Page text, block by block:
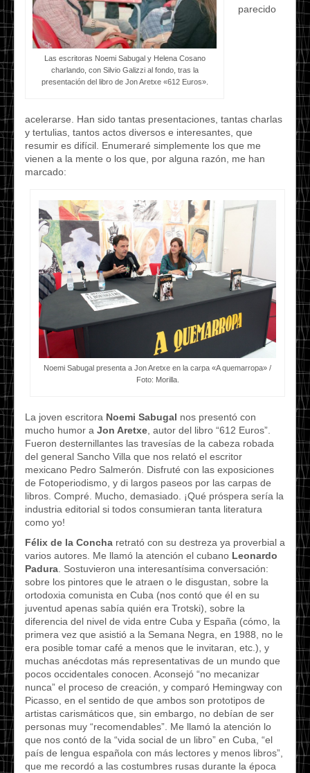
Las escritoras Noemi Sabugal y Helena Cosano
charlando, con Silvio Galizzi al fondo, tras la
presentación del libro de Jon Aretxe «612 Euros».
parecido
acelerarse. Han sido tantas presentaciones, tantas charlas
y tertulias, tantos actos diversos e interesantes, que
resumir es difícil. Enumeraré simplemente los que me
vienen a la mente o los que, por alguna razón, me han
marcado:
Noemi Sabugal presenta a Jon Aretxe en la carpa «A quemarropa» /
Foto: Morilla.
La joven escritora Noemi Sabugal nos presentó con
mucho humor a Jon Aretxe, autor del libro “612 Euros”.
Fueron desternillantes las travesías de la cabeza robada
del general Sancho Villa que nos relató el escritor
mexicano Pedro Salmerón. Disfruté con las exposiciones
de Fotoperiodismo, y di largos paseos por las carpas de
libros. Compré. Mucho, demasiado. ¡Qué próspera sería la
industria editorial si todos consumieran tanta literatura
como yo!
Félix de la Concha retrató con su destreza ya proverbial a
varios autores. Me llamó la atención el cubano Leonardo
Padura. Sostuvieron una interesantísima conversación:
sobre los pintores que le atraen o le disgustan, sobre la
ortodoxia comunista en Cuba (nos contó que él en su
juventud apenas sabía quién era Trotski), sobre la
diferencia del nivel de vida entre Cuba y España (cómo, la
primera vez que asistió a la Semana Negra, en 1988, no le
era posible tomar café a menos que le invitaran, etc.), y
muchas anécdotas más representativas de un mundo que
pocos occidentales conocen. Aconsejó “no mecanizar
nunca” el proceso de creación, y comparó Hemingway con
Picasso, en el sentido de que ambos son prototipos de
artistas carismáticos que, sin embargo, no debían de ser
personas muy “recomendables”. Me llamó la atención lo
que nos contó de la “vida social de un libro” en Cuba, “el
país de lengua española con más lectores y menos libros”,
que me recordó a las costumbres rusas durante la época